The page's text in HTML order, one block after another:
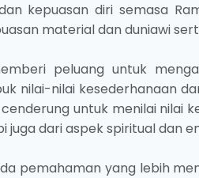
kepuasan diri semasa
material dan duniawi
peluang untuk
nilai-nilai kesederhanaan
untuk menilai nilai
dari aspek spiritual dan
pemahaman yang lebih